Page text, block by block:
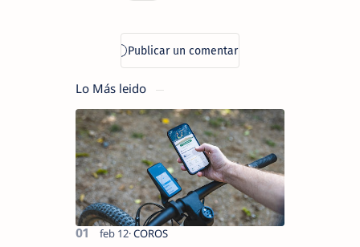
Lo Más leido